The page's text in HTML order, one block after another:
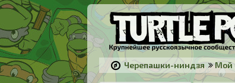
Черепашки-ниндзя Мой